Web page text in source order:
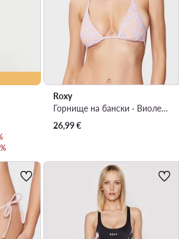
Roxy
Горнище на бански · Виолетов
26,99€